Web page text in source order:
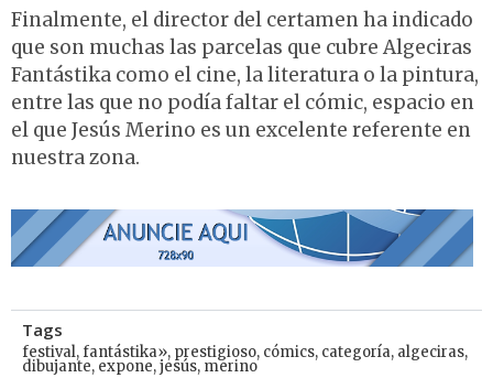
Finalmente, el director del certamen ha indicado
que son muchas las parcelas que cubre Algeciras
Fantástika como el cine, la literatura o la pintura,
entre las que no podía faltar el cómic, espacio en
el que Jesús Merino es un excelente referente en
nuestra zona.
Tags
festival,fantástika», prestigioso, cómics, categoría, algeciras,
dibujante, expone,jesús, merino